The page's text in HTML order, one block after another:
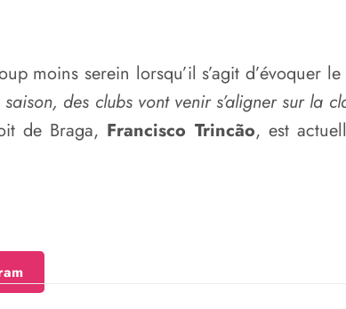
moins serein lorsqu’il s’agit d’évoquer
des clubs vont venir s’aligner sur la
de Braga, Francisco Trincão, est